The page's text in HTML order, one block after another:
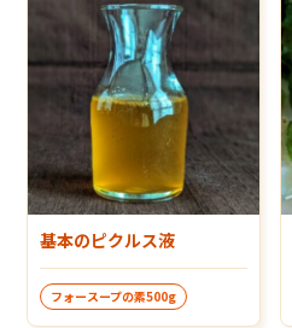
基本のピクルス液
フォースープの素500g